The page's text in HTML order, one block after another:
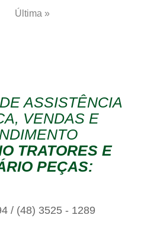
Última »
ASSISTÊNCIA
VENDAS E
TRATORES E
PEÇAS:
/ (48) 3525 - 1289